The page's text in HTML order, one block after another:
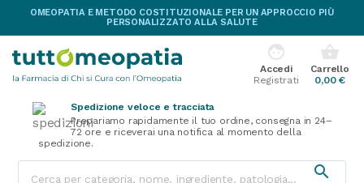
OMEOPATIA E METODO COSTITUZIONALE PER UN APPROCCIO PIÙ
PERSONALIZZATO ALLA SALUTE
shopping_basket
Carrello
0,00 €
face
Accedi
Registrati
Spedizione veloce e tracciata
Prepariamo rapidamente il tuo ordine, consegna in 24–
72 ore e riceverai una notifica al momento della
spedizione.
